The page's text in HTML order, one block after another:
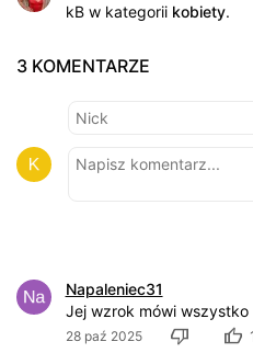
kB w kategorii kobiety.
3 KOMENTARZE
Napaleniec31
Jej wzrok mówi wszystko
28 paź 2025